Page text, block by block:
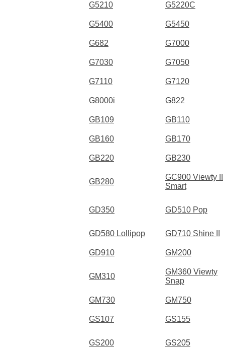
G5210 G5220C
G5400 G5450
G682 G7000
G7030 G7050
G7110 G7120
G8000i G822
GB109 GB110
GB160 GB170
GB220 GB230
GB280
GC900 Viewty II
Smart
GD350 GD510 Pop
GD580 Lollipop GD710 Shine II
GD910 GM200
GM310
GM360 Viewty
Snap
GM730 GM750
GS107 GS155
GS200 GS205